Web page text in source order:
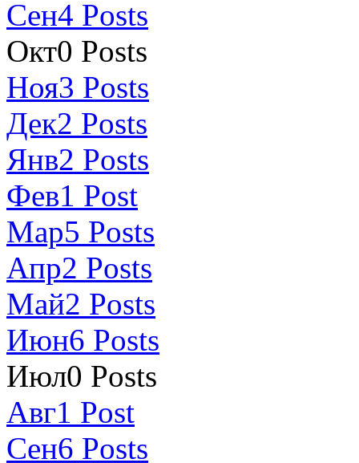
Сен4 Posts
Окт0 Posts
Ноя3 Posts
Дек2 Posts
Янв2 Posts
Фев1 Post
Мар5 Posts
Апр2 Posts
Май2 Posts
Июн6 Posts
Июл0 Posts
Авг1 Post
Сен6 Posts